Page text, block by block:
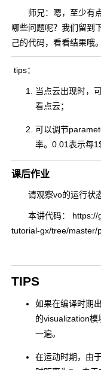
师兄：嗯，至少有点
哪些问题呢？我们留到
己的代码，看看结果哦。
tips：
当点云出现时，
看点云；
可以调节
率。0.01表示每
课后作业
请观察vo的运行状态
本讲代码： https://
tutorial-gx/tree/master/
TIPS
如果在编译时期
的visualization
一遍。
在运动时期，由